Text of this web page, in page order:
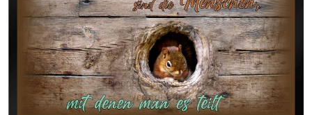
Doppelt antippen zum
vergrößern